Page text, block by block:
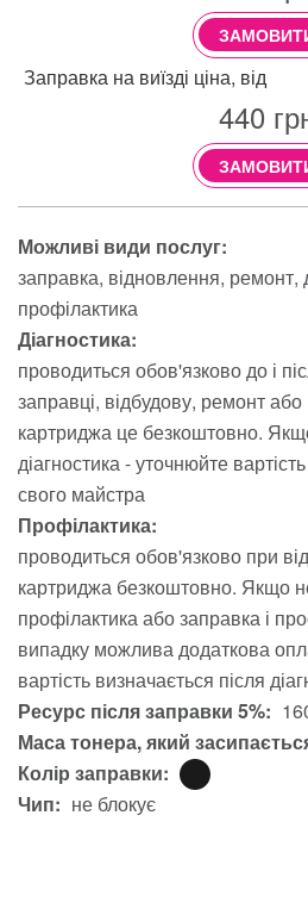
Заправка на виїзді ціна, від
440
Можливі види послуг:
заправка відновлення ремонт
профілактика
Діагностика:
проводиться обов'язково до і
заправці, відбудову, ремонт або
картриджа це безкоштовно.
діагностика - уточнюйте
свого майстра
Профілактика:
проводиться обов'язково при
картриджа безкоштовно. Якщо
профілактика або заправка і
випадку можлива додаткова
вартість визначається після
Ресурс після заправки 5%:
Маса тонера, який
Колір заправки:
Чип: не блокує